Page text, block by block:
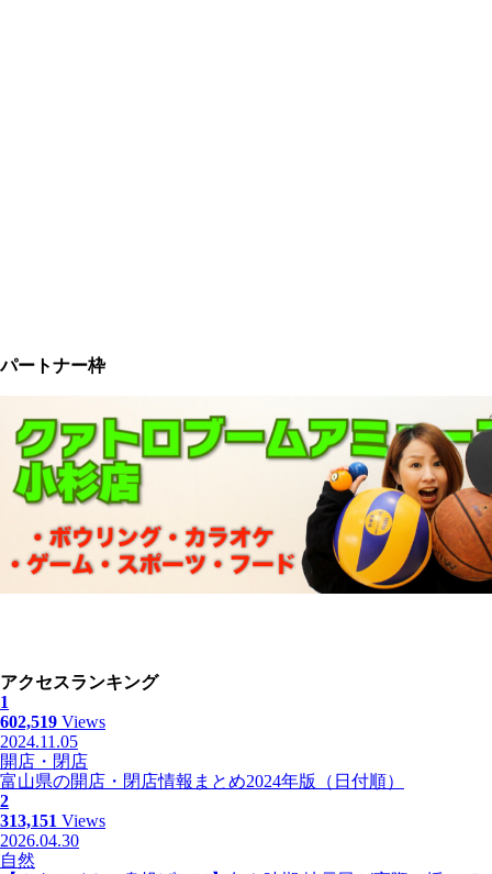
パートナー枠
アクセスランキング
1
602,519 Views
2024.11.05
開店・閉店
富山県の開店・閉店情報まとめ2024年版（日付順）
2
313,151 Views
2026.04.30
自然